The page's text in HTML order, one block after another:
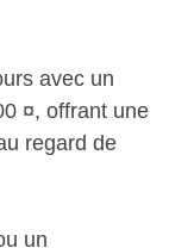
avec un
¤, offrant une
regard de
un